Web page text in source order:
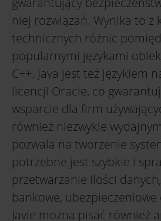
niej rozwiązań. Wynika to z
technicznych różnic
popularnymi językami
C++. Java jest też językiem
licencji Oracle, co
wsparcie dla firm
również niezwykle
pozwala na tworzenie
potrzebne jest szybkie i
przetwarzanie ilości
bankowe, ubezpieczeniowe
Javie można pisać również